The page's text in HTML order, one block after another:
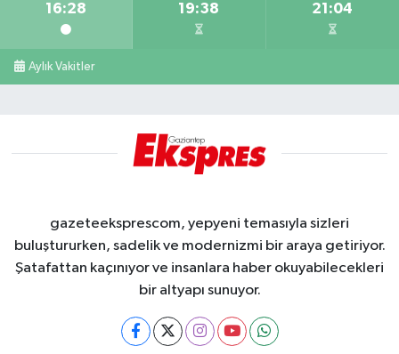
16:28 19:38 21:04
Aylık Vakitler
gazeteeksprescom, yepyeni temasıyla sizleri
buluştururken, sadelik ve modernizmi bir araya getiriyor.
Şatafattan kaçınıyor ve insanlara haber okuyabilecekleri
bir altyapı sunuyor.